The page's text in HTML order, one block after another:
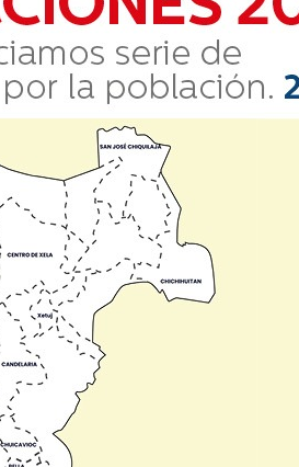
parecer difícil
puede adaptarse a los
el exterior con la
estrategias utilizando
profesión